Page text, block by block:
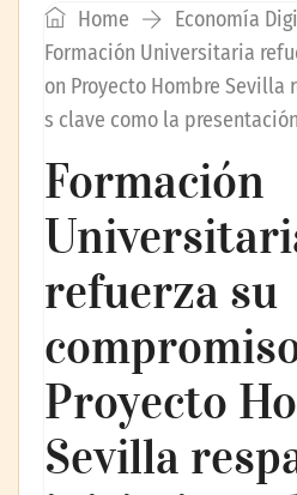
Home
Economía
Formación Universitaria
on Proyecto Hombre
s clave como la
Formación
refuerza su
Proyecto
Sevilla